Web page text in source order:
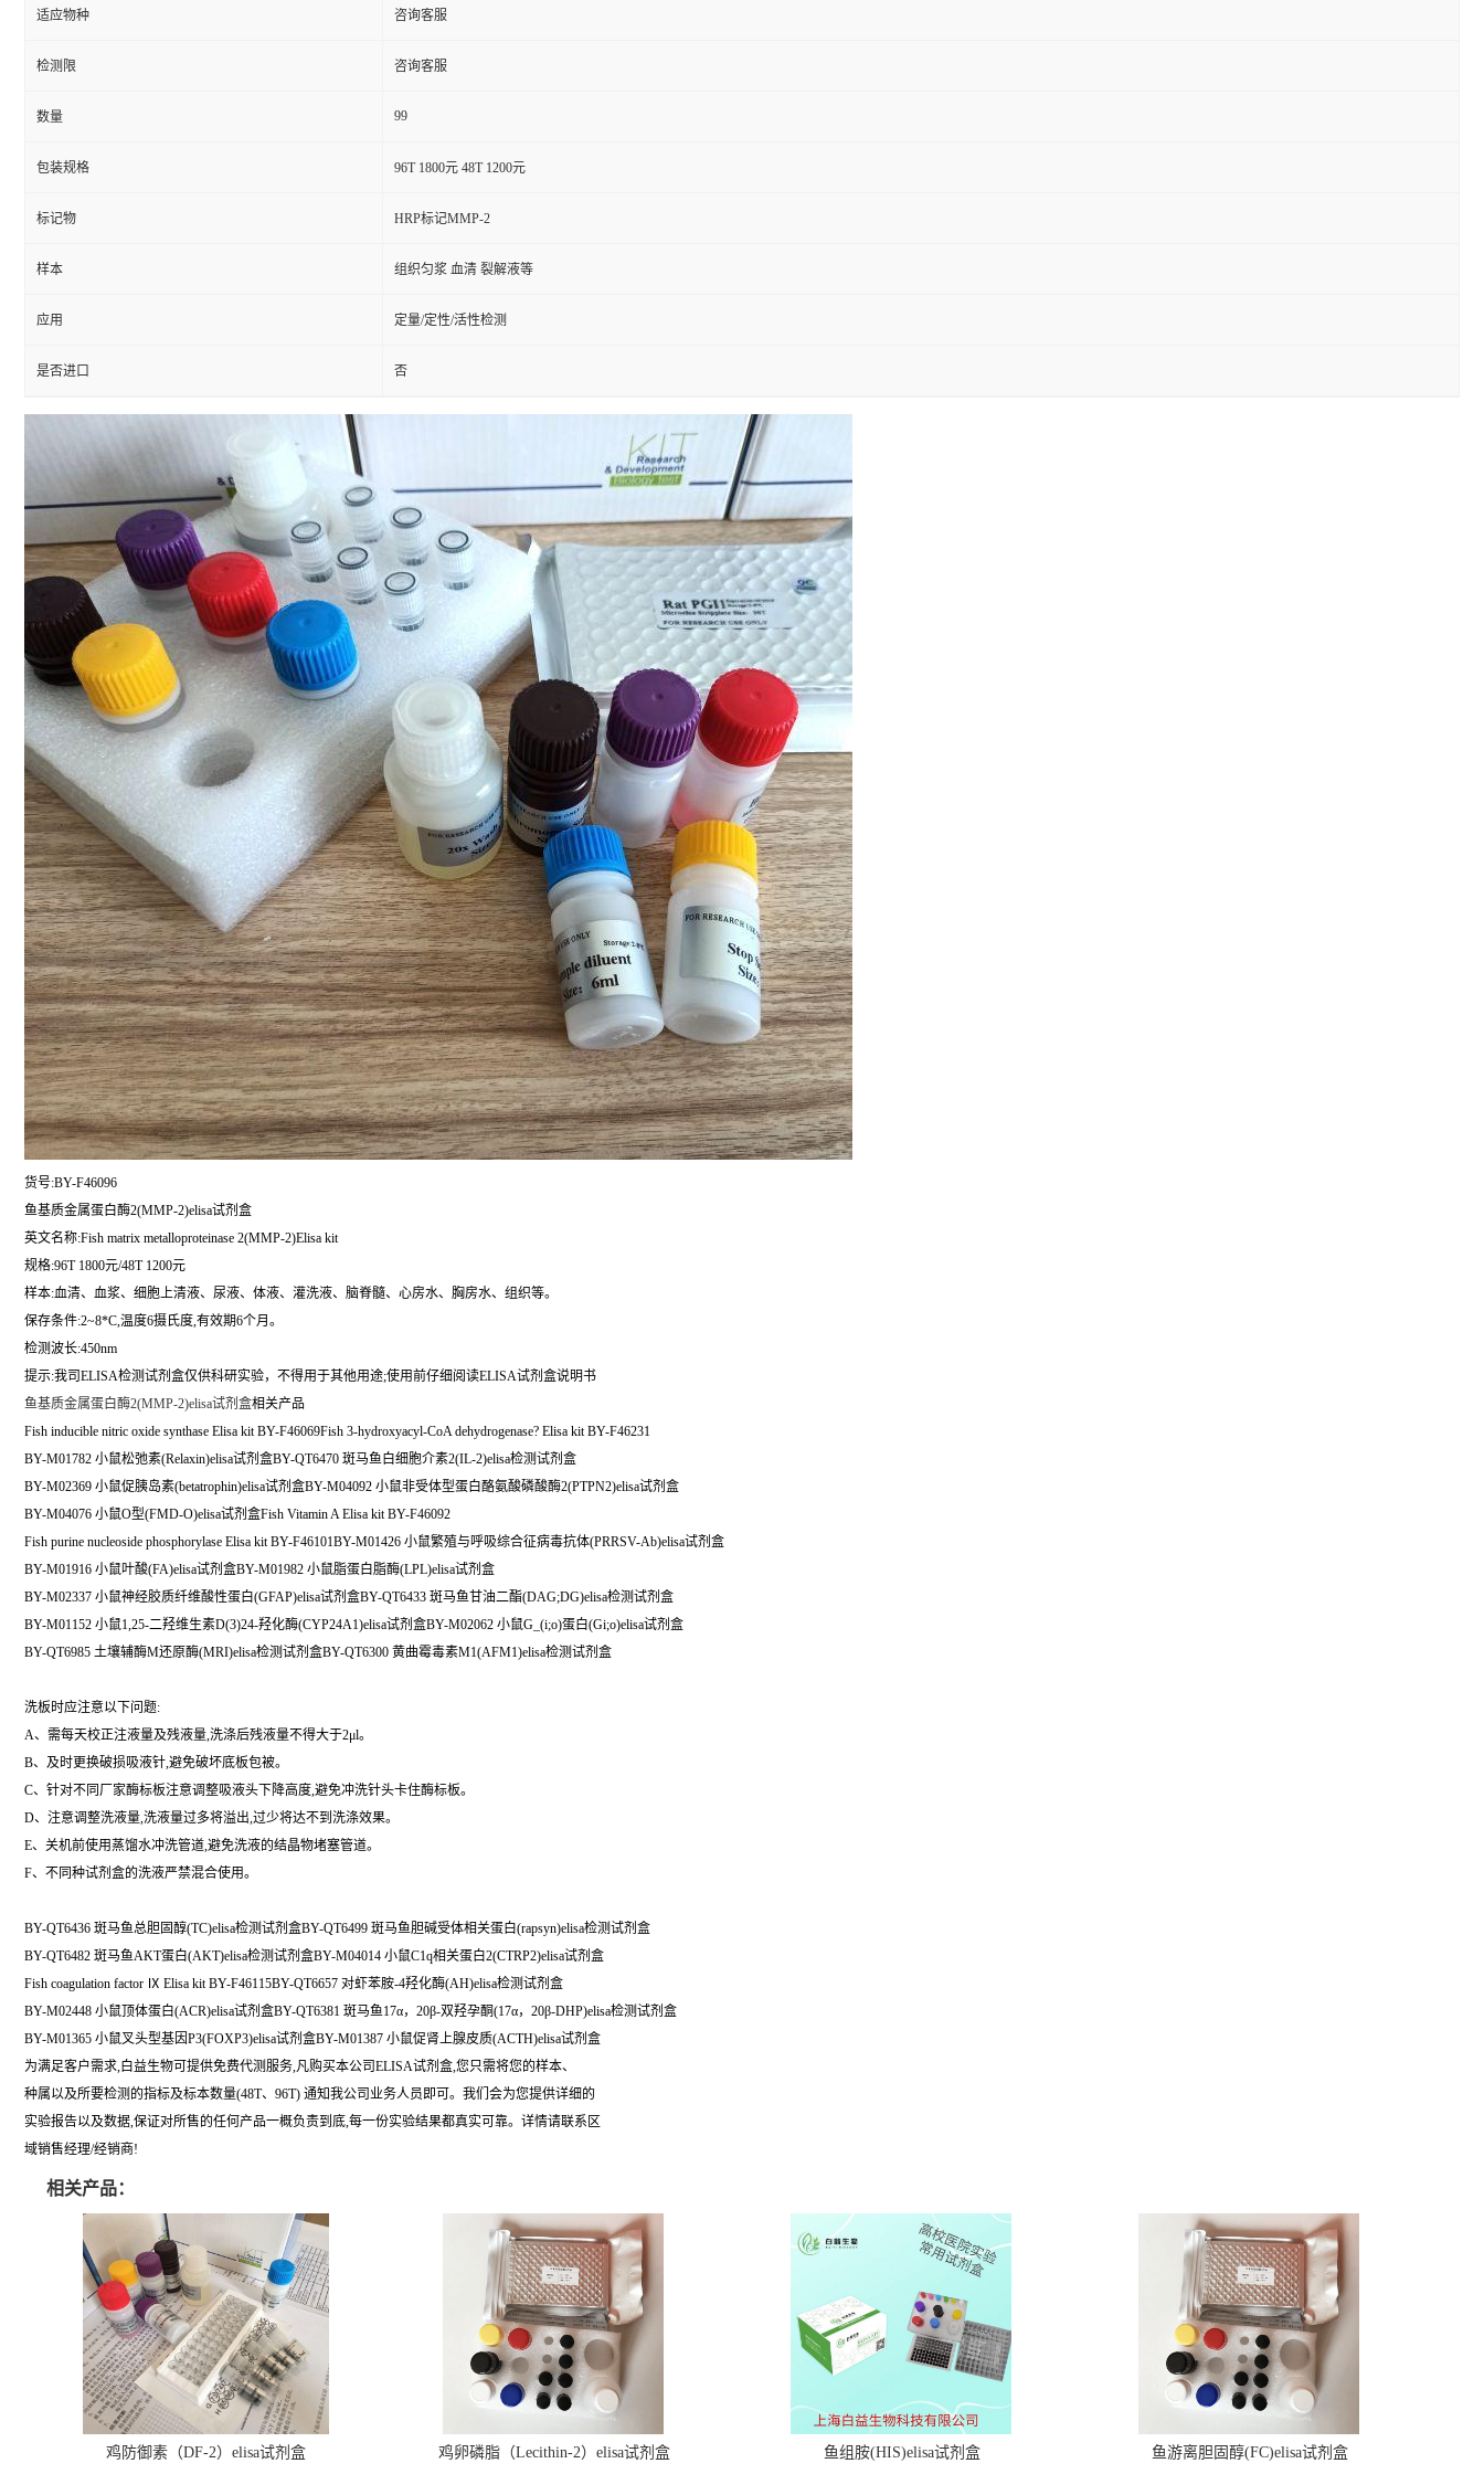
适应物种 咨询客服
检测限 咨询客服
数量 99
包装规格 96T 1800元 48T 1200元
标记物 HRP标记MMP-2
样本 组织匀浆 血清 裂解液等
应用 定量/定性/活性检测
是否进口 否
货号:BY-F46096
鱼基质金属蛋白酶2(MMP-2)elisa试剂盒
英文名称:Fish matrix metalloproteinase 2(MMP-2)Elisa kit
规格:96T 1800元/48T 1200元
样本:血清、血浆、细胞上清液、尿液、体液、灌洗液、脑脊髓、心房水、胸房水、组织等。
保存条件:2~8*C,温度6摄氏度,有效期6个月。
检测波长:450nm
提示:我司ELISA检测试剂盒仅供科研实验，不得用于其他用途;使用前仔细阅读ELISA试剂盒说明书
鱼基质金属蛋白酶2(MMP-2)elisa试剂盒相关产品
Fish inducible nitric oxide synthase Elisa kit BY-F46069Fish 3-hydroxyacyl-CoA dehydrogenase? Elisa kit BY-F46231
BY-M01782 小鼠松弛素(Relaxin)elisa试剂盒BY-QT6470 斑马鱼白细胞介素2(IL-2)elisa检测试剂盒
BY-M02369 小鼠促胰岛素(betatrophin)elisa试剂盒BY-M04092 小鼠非受体型蛋白酪氨酸磷酸酶2(PTPN2)elisa试剂盒
BY-M04076 小鼠O型(FMD-O)elisa试剂盒Fish Vitamin A Elisa kit BY-F46092
Fish purine nucleoside phosphorylase Elisa kit BY-F46101BY-M01426 小鼠繁殖与呼吸综合征病毒抗体(PRRSV-Ab)elisa试剂盒
BY-M01916 小鼠叶酸(FA)elisa试剂盒BY-M01982 小鼠脂蛋白脂酶(LPL)elisa试剂盒
BY-M02337 小鼠神经胶质纤维酸性蛋白(GFAP)elisa试剂盒BY-QT6433 斑马鱼甘油二酯(DAG;DG)elisa检测试剂盒
BY-M01152 小鼠1,25-二羟维生素D(3)24-羟化酶(CYP24A1)elisa试剂盒BY-M02062 小鼠G_(i;o)蛋白(Gi;o)elisa试剂盒
BY-QT6985 土壤辅酶M还原酶(MRI)elisa检测试剂盒BY-QT6300 黄曲霉毒素M1(AFM1)elisa检测试剂盒
洗板时应注意以下问题:
A、需每天校正注液量及残液量,洗涤后残液量不得大于2μl。
B、及时更换破损吸液针,避免破坏底板包被。
C、针对不同厂家酶标板注意调整吸液头下降高度,避免冲洗针头卡住酶标板。
D、注意调整洗液量,洗液量过多将溢出,过少将达不到洗涤效果。
E、关机前使用蒸馏水冲洗管道,避免洗液的结晶物堵塞管道。
F、不同种试剂盒的洗液严禁混合使用。
BY-QT6436 斑马鱼总胆固醇(TC)elisa检测试剂盒BY-QT6499 斑马鱼胆碱受体相关蛋白(rapsyn)elisa检测试剂盒
BY-QT6482 斑马鱼AKT蛋白(AKT)elisa检测试剂盒BY-M04014 小鼠C1q相关蛋白2(CTRP2)elisa试剂盒
Fish coagulation factor Ⅸ Elisa kit BY-F46115BY-QT6657 对虾苯胺-4羟化酶(AH)elisa检测试剂盒
BY-M02448 小鼠顶体蛋白(ACR)elisa试剂盒BY-QT6381 斑马鱼17α，20β-双羟孕酮(17α，20β-DHP)elisa检测试剂盒
BY-M01365 小鼠叉头型基因P3(FOXP3)elisa试剂盒BY-M01387 小鼠促肾上腺皮质(ACTH)elisa试剂盒
为满足客户需求,白益生物可提供免费代测服务,凡购买本公司ELISA试剂盒,您只需将您的样本、
种属以及所要检测的指标及标本数量(48T、96T) 通知我公司业务人员即可。我们会为您提供详细的
实验报告以及数据,保证对所售的任何产品一概负责到底,每一份实验结果都真实可靠。详情请联系区
域销售经理/经销商!
相关产品：
鸡防御素（DF-2）elisa试剂盒 鸡卵磷脂（Lecithin-2）elisa试剂盒 鱼组胺(HIS)elisa试剂盒 鱼游离胆固醇(FC)elisa试剂盒